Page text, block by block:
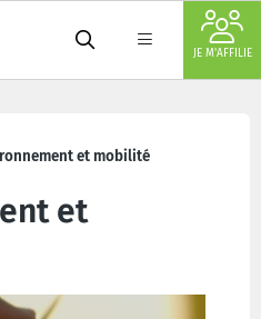
JE M'AFFILIE
et mobilité
et